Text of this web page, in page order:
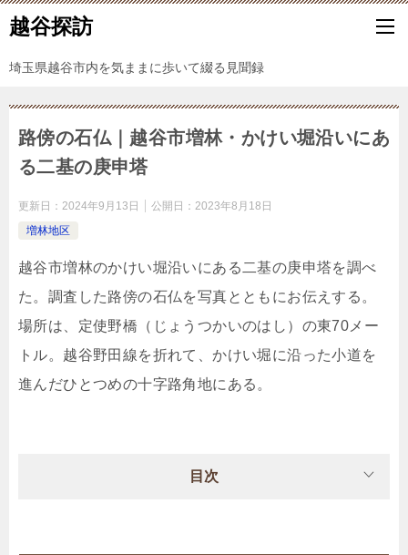
越谷探訪
埼玉県越谷市内を気ままに歩いて綴る見聞録
路傍の石仏｜越谷市増林・かけい堀沿いにあ
る二基の庚申塔
更新日： 2024年9月13日 公開日： 2023年8月18日
増林地区
越谷市増林のかけい堀沿いにある二基の庚申塔を調べ
た。調査した路傍の石仏を写真とともにお伝えする。
場所は、定使野橋（じょうつかいのはし）の東70メー
トル。越谷野田線を折れて、かけい堀に沿った小道を
進んだひとつめの十字路角地にある。
目次